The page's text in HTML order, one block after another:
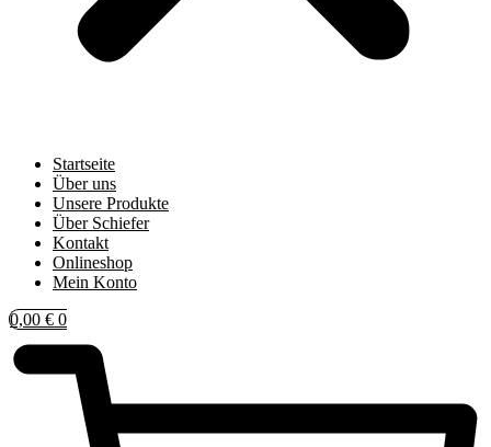
Startseite
Über uns
Unsere Produkte
Über Schiefer
Kontakt
Onlineshop
Mein Konto
0,00 € 0